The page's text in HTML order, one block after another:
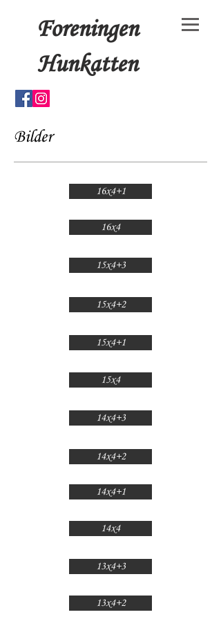
Foreningen
Hunkatten
Bilder
16x4+1
16x4
15x4+3
15x4+2
15x4+1
15x4
14x4+3
14x4+2
14x4+1
14x4
13x4+3
13x4+2